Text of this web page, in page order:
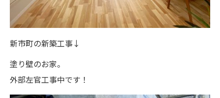
新市町の新築工事↓
塗り壁のお家。
外部左官工事中です！